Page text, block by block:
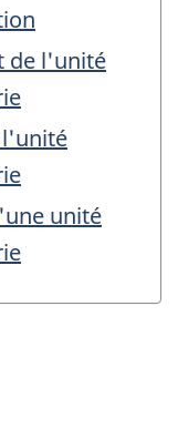
de l'unité
l'unité
unité